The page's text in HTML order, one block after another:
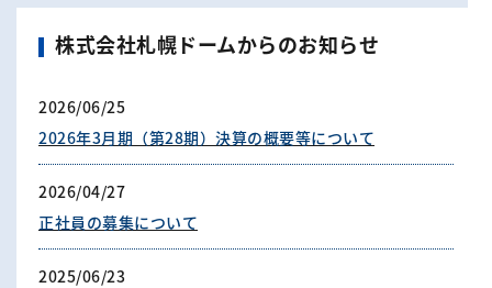
株式会社札幌ドームからのお知らせ
2026/06/25
2026年3月期（第28期）決算の概要等について
2026/04/27
正社員の募集について
2025/06/23